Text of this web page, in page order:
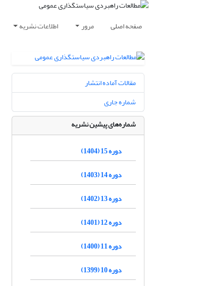
صفحه اصلی مرور اطلاعات نشریه
مقالات آماده انتشار
شماره جاری
شماره‌های پیشین نشریه
دوره 15 (1404)
دوره 14 (1403)
دوره 13 (1402)
دوره 12 (1401)
دوره 11 (1400)
دوره 10 (1399)